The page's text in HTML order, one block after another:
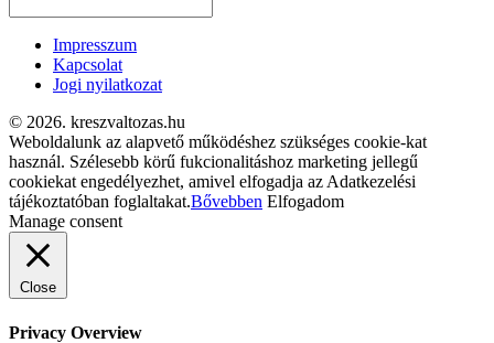
Impresszum
Kapcsolat
Jogi nyilatkozat
© 2026. kreszvaltozas.hu
Weboldalunk az alapvető működéshez szükséges cookie-kat
használ. Szélesebb körű fukcionalitáshoz marketing jellegű
cookiekat engedélyezhet, amivel elfogadja az Adatkezelési
tájékoztatóban foglaltakat.Bővebben Elfogadom
Manage consent
Close
Privacy Overview